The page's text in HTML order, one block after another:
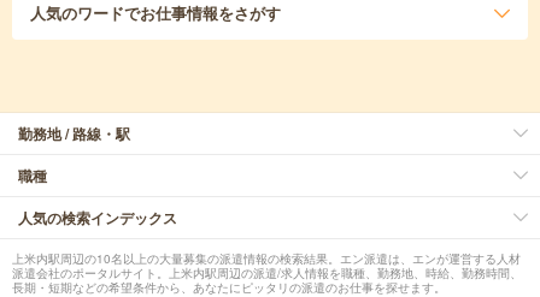
人気のワードでお仕事情報をさがす
勤務地 / 路線・駅
職種
人気の検索インデックス
上米内駅周辺の10名以上の大量募集の派遣情報の検索結果。エン派遣は、エンが運営する人材
派遣会社のポータルサイト。上米内駅周辺の派遣/求人情報を職種、勤務地、時給、勤務時間、
長期・短期などの希望条件から、あなたにピッタリの派遣のお仕事を探せます。